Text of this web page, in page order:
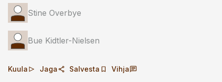
Stine Overbye
Bue Kidtler-Nielsen
Kuula Jaga Salvesta Vihja